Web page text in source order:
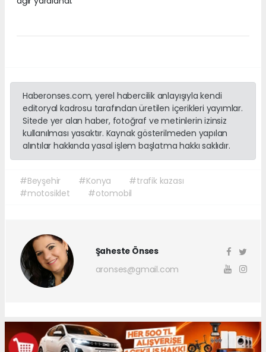
Haberonses.com, yerel habercilik anlayışıyla kendi
editoryal kadrosu tarafından üretilen içerikleri yayımlar.
Sitede yer alan haber, fotoğraf ve metinlerin izinsiz
kullanılması yasaktır. Kaynak gösterilmeden yapılan
alıntılar hakkında yasal işlem başlatma hakkı saklıdır.
#Beyşehir #Konya
#trafik kazası
#motosiklet
#otomobil
Şaheste Önses
aronses@gmail.com